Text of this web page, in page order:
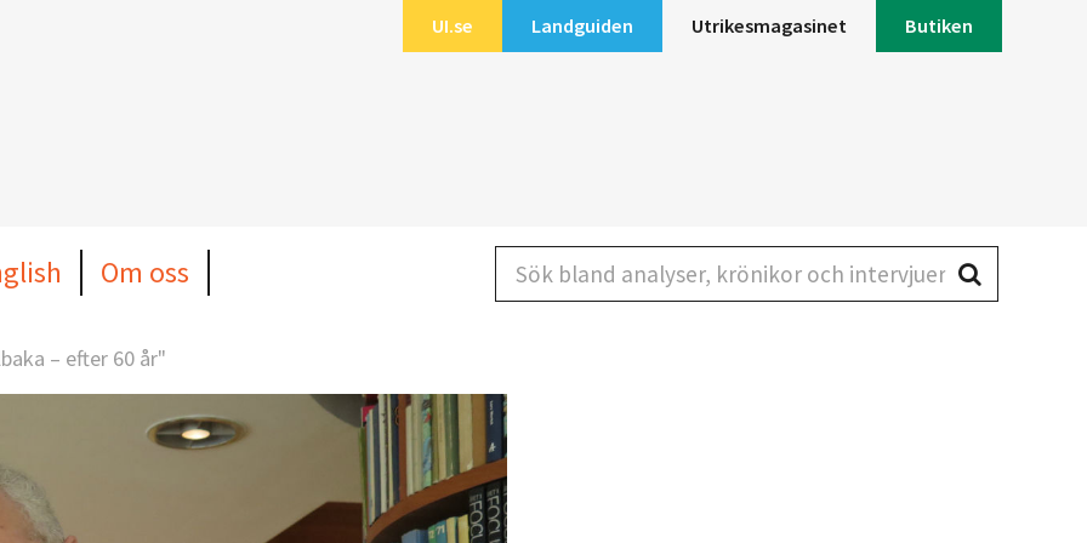
UI.se Landguiden Utrikesmagasinet Butiken
Om oss
– efter 60 år"